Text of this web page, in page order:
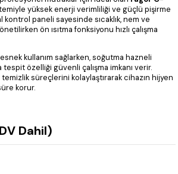
yüksek enerji verimliliği ve güçlü pişirme
kontrol paneli sayesinde sıcaklık, nem ve
ön ısıtma fonksiyonu hızlı çalışma
kullanım sağlarken, soğutma hazneli
özelliği güvenli çalışma imkanı verir.
süreçlerini kolaylaştırarak cihazın hijyen
korur.
Dahil)